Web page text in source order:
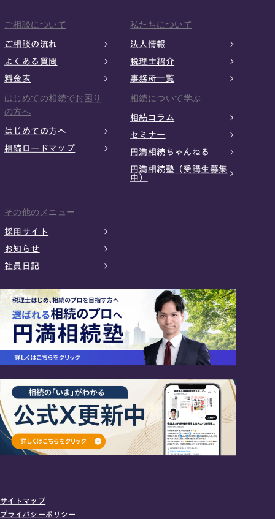
ご相談について
ご相談の流れ
よくある質問
料金表
私たちについて
法人情報
税理士紹介
事務所一覧
はじめての相続でお困り
の方へ
はじめての方へ
相続ロードマップ
相続について学ぶ
相続コラム
セミナー
円満相続ちゃんねる
円満相続塾（受講生募集
中）
その他のメニュー
採用サイト
お知らせ
社員日記
サイトマップ
プライバシーポリシー